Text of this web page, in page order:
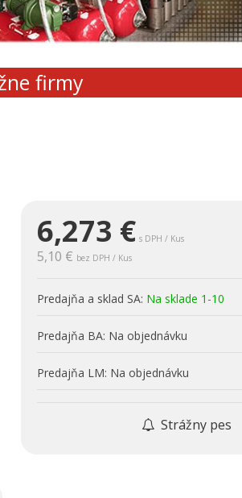
firmy
6,273 € s DPH / Kus
5,10 € bez DPH / Kus
Predajňa a sklad SA: Na sklade 1-10
Predajňa BA: Na objednávku
Predajňa LM: Na objednávku
Strážny pes